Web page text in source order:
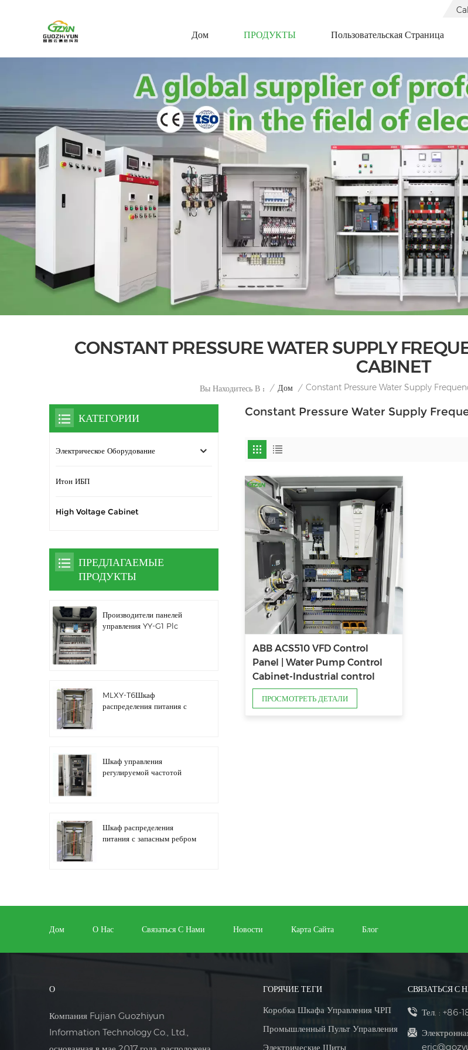
Дом ПРОДУКТЫ Пользовательская Страница
CONSTANT PRESSURE WATER SUPPLY
CABINET
Вы Находитесь В : / Дом / Constant Pressure Water Supply
Constant Pressure Water Supply
ABB ACS510 VFD Control
Panel | Water Pump Control
Cabinet-Industrial control
manufacturer
ПРОСМОТРЕТЬ ДЕТАЛИ
КАТЕГОРИИ
Электрическое Оборудование
Итон ИБП
High Voltage Cabinet
ПРЕДЛАГАЕМЫЕ
ПРОДУКТЫ
Производители панелей
управления YY-G1 Plc
MLXY-T6Шкаф
распределения питания с
Шкаф управления
регулируемой частотой
Шкаф распределения
питания с запасным ребром
распределительного
оборудование управления
используемый в ящике
электросчетчика торговых
Дом О Нас Связаться С Нами Новости Карта Сайта Блог
О
Компания Fujian Guozhiyun
Information Technology Co., Ltd.,
ГОРЯЧИЕ ТЕГИ
Коробка Шкафа Управления ЧРП
Промышленный Пульт Управления
Электрические Щиты
СВЯЗАТЬСЯ С
Тел. : +86-